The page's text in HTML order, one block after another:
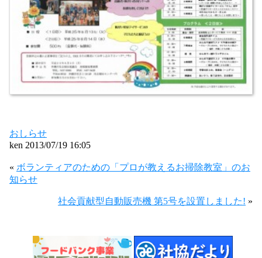
おしらせ
ken 2013/07/19 16:05
« ボランティアのための「プロが教えるお掃除教室」のお
知らせ
社会貢献型自動販売機 第5号を設置しました! »